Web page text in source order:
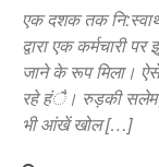
एक दशक तक
द्वारा एक कर्मचारी
जाने के रूप मिला। ऐसे
रहे हंै। रुड़की
भी आंखें खोल […]